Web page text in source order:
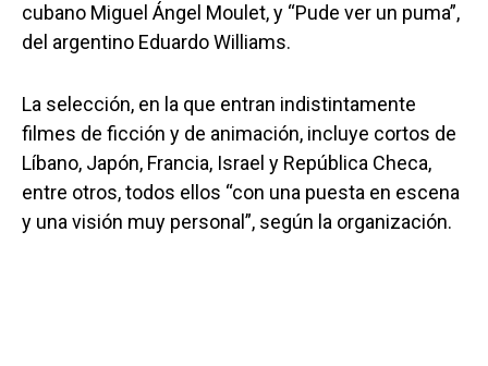
cubano Miguel Ángel Moulet, y “Pude ver un puma”,
del argentino Eduardo Williams.
La selección, en la que entran indistintamente
filmes de ficción y de animación, incluye cortos de
Líbano, Japón, Francia, Israel y República Checa,
entre otros, todos ellos “con una puesta en escena
y una visión muy personal”, según la organización.